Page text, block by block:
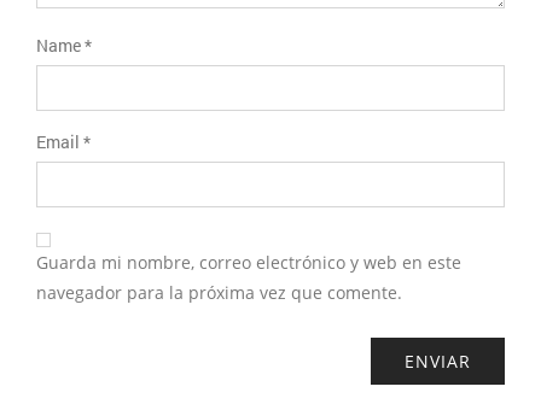
Name*
Email *
Guarda mi nombre, correo electrónico y web en este
navegador para la próxima vez que comente.